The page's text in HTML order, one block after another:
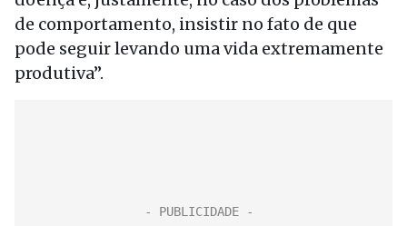
de comportamento, insistir no fato de que
pode seguir levando uma vida extremamente
produtiva”.